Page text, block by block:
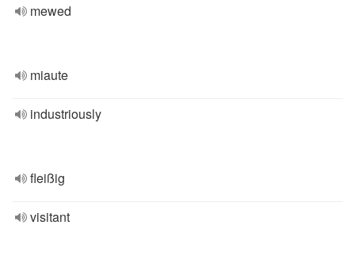
mewed
miaute
industriously
fleißig
visitant